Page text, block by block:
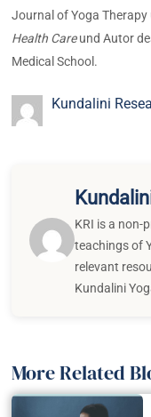
Journal of Yoga Therapy
Health Careund Autor
Medical School.
Kundalini
KRI is a
teachings of
relevant
Kundalini
More Related